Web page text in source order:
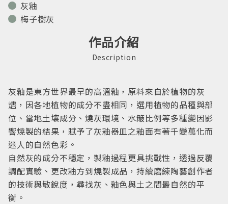
灰釉
梅子樹灰
作品介紹
Description
灰釉是東方世界最早的高溫釉，原料來自於植物的灰
燼，因各地植物的成分不盡相同，選用植物的品種與部
位、當地土壤成分、燒灰環境、水簸比例等多種變因影
響燒製的結果，賦予了灰釉器皿之釉面有著千變萬化而
迷人的自然色彩。
自然灰的成分不穩定，製釉過程更具挑戰性，透過反覆
調配實驗、更改釉方到燒製成品，持續磨練陶藝創作者
的技術與敏銳度，尋找灰、釉色與土之間最自然的平
衡。